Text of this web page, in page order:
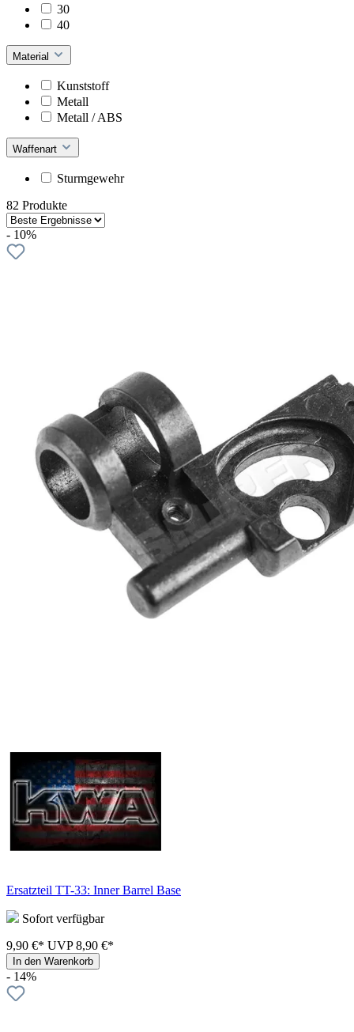
30
40
Material
Kunststoff
Metall
Metall / ABS
Waffenart
Sturmgewehr
82 Produkte
- 10%
Ersatzteil TT-33: Inner Barrel Base
Sofort verfügbar
9,90 €* UVP 8,90 €*
In den Warenkorb
- 14%